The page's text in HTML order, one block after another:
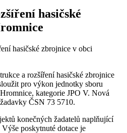
hasičské
hasičské zbrojnice v obci
a rozšíření hasičské zbrojnice
pro výkon jednotky sboru
kategorie JPO V. Nová
ČSN 73 5710.
konečných žadatelů naplňující
poskytnuté dotace je